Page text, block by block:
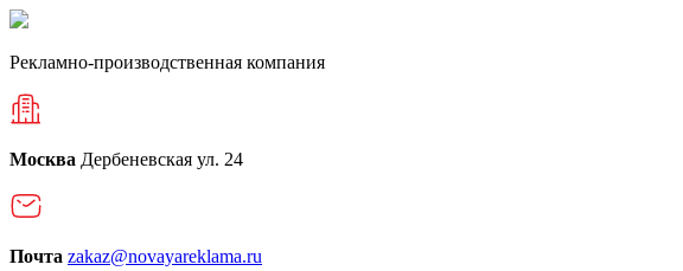
Рекламно-производственная компания
Москва Дербеневская ул. 24
Почта zakaz@novayareklama.ru